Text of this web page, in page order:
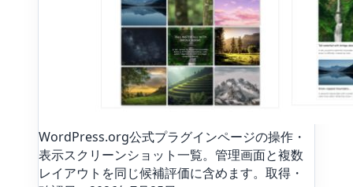
WordPress.org公式プラグインページの操作・
表示スクリーンショット一覧。管理画面と複数
レイアウトを同じ候補評価に含めます。取得・